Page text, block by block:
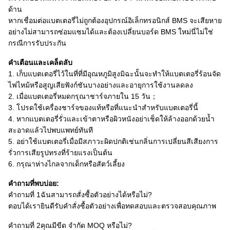
ด้าน
หากเชื่อมต่อแบตเตอรี่ไม่ถูกต้องอุปกรณ์อิเล็กทรอนิกส์ BMS จะเสียหาย
อย่างไม่สามารถซ่อมแซมได้และต้องเปลี่ยนบอร์ด BMS ใหม่นี่ไม่ใช่
กรณีการรับประกัน
คำเตือนและเคล็ดลับ
1. เก็บแบตเตอรี่ไว้ในที่ที่มีอุณหภูมิสูงมิฉะนั้นจะทำให้แบตเตอรี่ร้อนจัด
ไฟไหม้หรือสูญเสียฟังก์ชันบางอย่างและอายุการใช้งานลดลง
2. เมื่อแบตเตอรี่หมดกรุณาชาร์จภายใน 15 วัน；
3. โปรดใช้เครื่องชาร์จของแท้หรือที่แนะนำสำหรับแบตเตอรี่นี้
4. หากแบตเตอรี่รั่วและเข้าตาหรือผิวหนังอย่าเช็ดให้ล้างออกด้วยน้ำ
สะอาดแล้วไปพบแพทย์ทันที
5. อย่าใช้แบตเตอรี่เมื่อมีสภาวะผิดปกติเช่นกลิ่นการเปลี่ยนสีเสียงการ
รั่วการเสียรูปทรงที่ร้ายแรงเป็นต้น
6. กรุณาห่างไกลจากเด็กหรือสัตว์เลี้ยง
คำถามที่พบบ่อย:
คำถามที่ 1ฉันสามารถสั่งซื้อตัวอย่างได้หรือไม่?
ตอบได้เรายินดีรับคำสั่งซื้อตัวอย่างเพื่อทดสอบและตรวจสอบคุณภาพ
คำถามที่ 2คุณมีขีด จำกัด MOQ หรือไม่?